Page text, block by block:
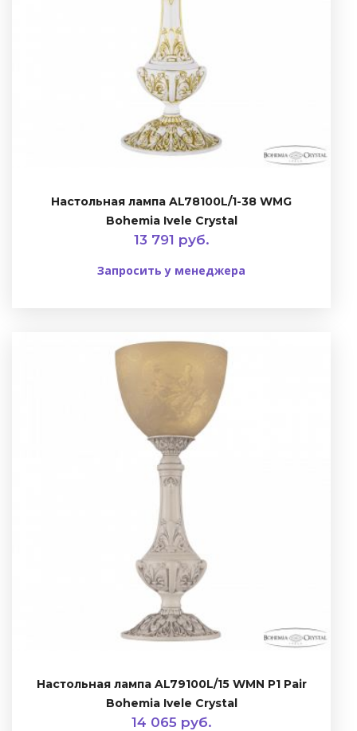
Настольная лампа AL78100L/1-38 WMG
Bohemia Ivele Crystal
13 791 руб.
Запросить у менеджера
Настольная лампа AL79100L/15 WMN P1 Pair
Bohemia Ivele Crystal
14 065 руб.